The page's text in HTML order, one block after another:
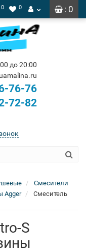
: 0
0 0
до 20:00
76-76
72-82
Смесители
Agger
Смеситель
S